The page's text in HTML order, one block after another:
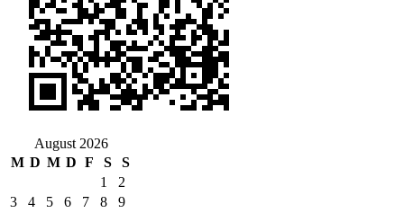
August 2026
M D M D F S
S
1
2
3
4 5 6 7 8
9